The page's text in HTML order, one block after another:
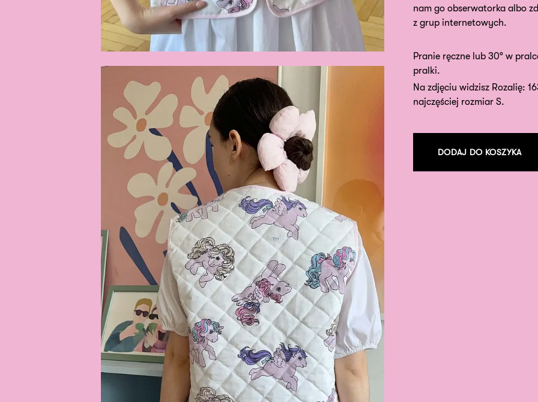
nam go obserwatorka albo
z grup internetowych.
Pranie ręczne lub 30° w
pralki.
Na zdjęciu widzisz Rozalię:
najczęściej rozmiar S.
DODAJ DO KOSZYKA